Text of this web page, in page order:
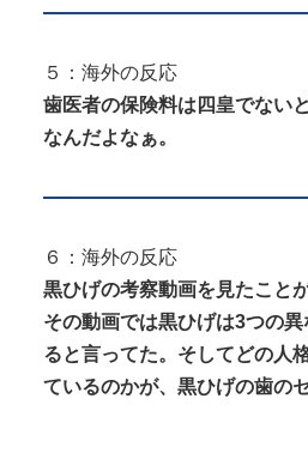
５：海外の反応
歯医者の保険料は四皇でない
なんだよなぁ。
６：海外の反応
黒ひげの考察動画を見たことが
その動画では黒ひげは3つの
ると言ってた。そしてどの人
ているのかが、黒ひげの歯の